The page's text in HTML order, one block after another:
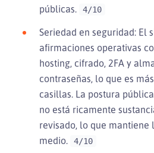
públicas.
4/10
Seriedad en seguridad: El
afirmaciones operativas
hosting, cifrado, 2FA y
contraseñas, lo que es
casillas. La postura
no está ricamente
revisado, lo que mantiene
medio.
4/10